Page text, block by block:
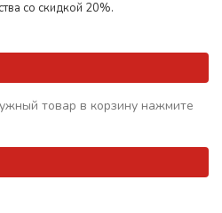
со скидкой 20%.
товар в корзину нажмите